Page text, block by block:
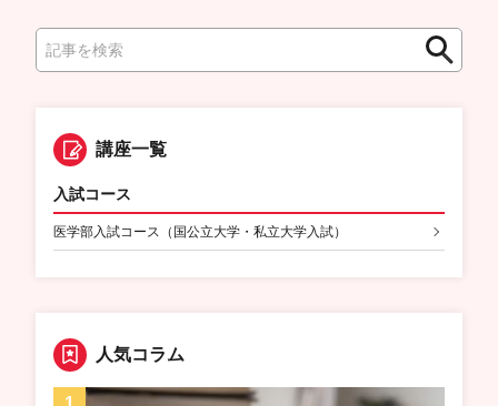
索
検
講座一覧
入試コース
医学部入試コース（国公立大学・私立大学入試）
人気コラム